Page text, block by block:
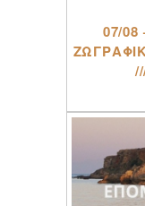
07/